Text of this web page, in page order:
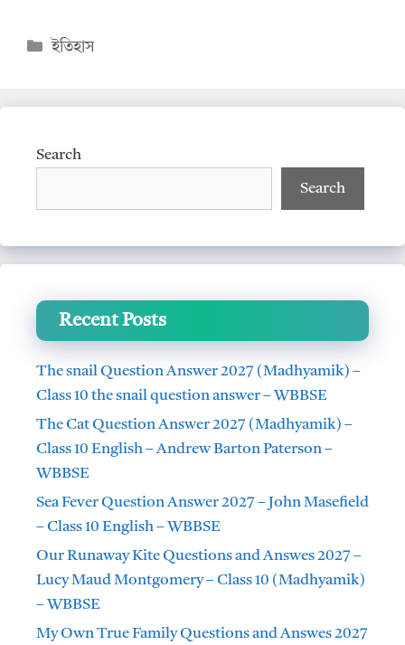
at
A
p
o
Categories
ইতিহাস
Search
Search
Recent Posts
The snail Question Answer 2027 (Madhyamik) –
Class 10 the snail question answer – WBBSE
The Cat Question Answer 2027 (Madhyamik) –
Class 10 English – Andrew Barton Paterson –
WBBSE
Sea Fever Question Answer 2027 – John Masefield
– Class 10 English – WBBSE
Our Runaway Kite Questions and Answes 2027 –
Lucy Maud Montgomery – Class 10 (Madhyamik)
– WBBSE
My Own True Family Questions and Answes 2027